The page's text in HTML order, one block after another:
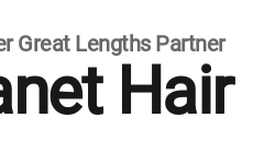
Great Lengths Partner
Hair